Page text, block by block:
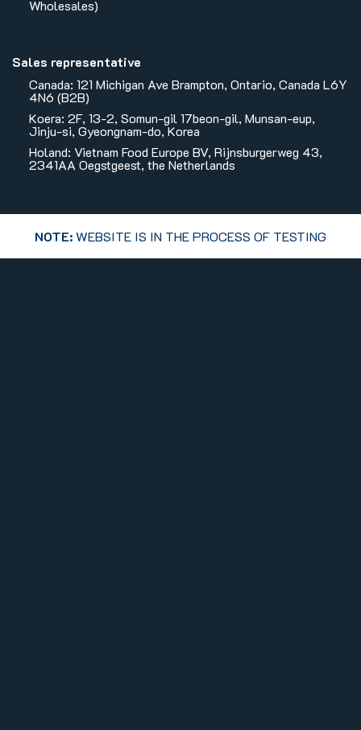
Wholesales)
Sales representative
Canada: 121 Michigan Ave Brampton, Ontario, Canada L6Y
4N6 (B2B)
Koera: 2F, 13-2, Somun-gil 17beon-gil, Munsan-eup,
Jinju-si, Gyeongnam-do, Korea
Holand: Vietnam Food Europe BV, Rijnsburgerweg 43,
2341AA Oegstgeest, the Netherlands
NOTE:WEBSITE IS IN THE PROCESS OF TESTING